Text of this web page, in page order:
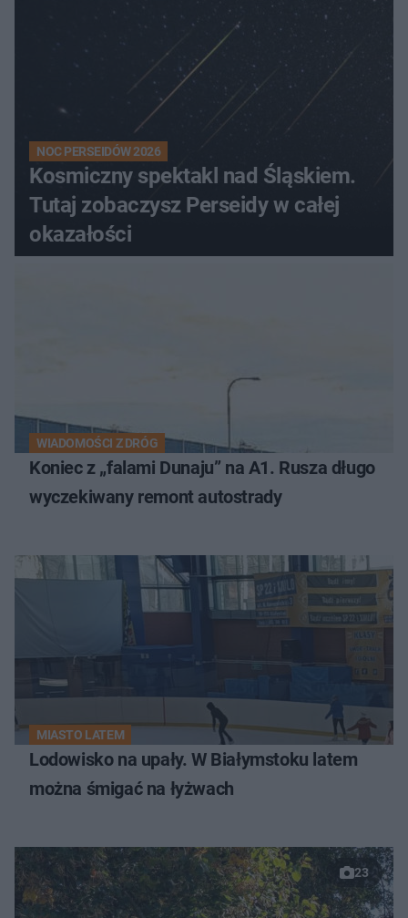
NOC PERSEIDÓW 2026
Kosmiczny spektakl nad Śląskiem.
Tutaj zobaczysz Perseidy w całej
okazałości
WIADOMOŚCI Z DRÓG
Koniec z „falami Dunaju” na A1. Rusza długo
wyczekiwany remont autostrady
MIASTO LATEM
Lodowisko na upały. W Białymstoku latem
można śmigać na łyżwach
23